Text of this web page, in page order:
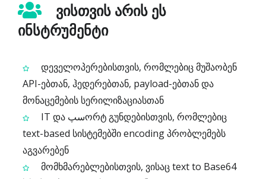
ვისთვის არის ეს
ინსტრუმენტი
დეველოპერებისთვის, რომლებიც მუშაობენ
API-ებთან, ჰედერებთან, payload-ებთან და
მონაცემების სერილიზაციასთან
IT და سپორტ გუნდებისთვის, რომლებიც
text-based სისტემებში encoding პრობლემებს
აგვარებენ
მომხმარებლებისთვის, ვისაც text to Base64